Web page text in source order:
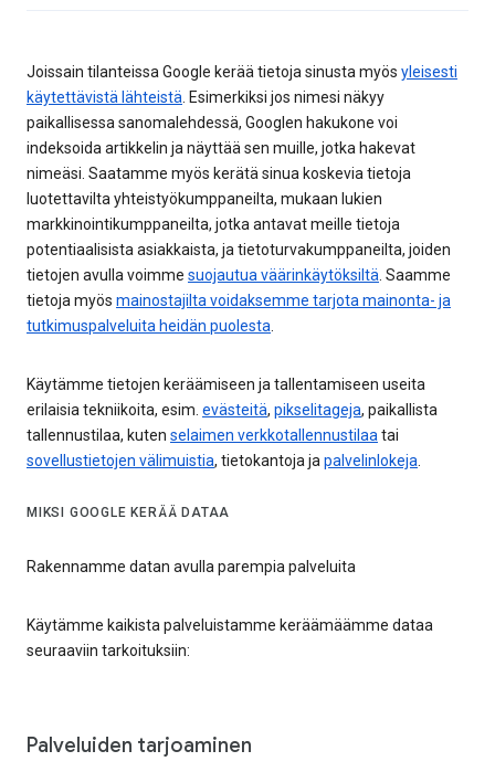
Joissain tilanteissa Google kerää tietoja sinusta myös yleisesti
käytettävistä lähteistä. Esimerkiksi jos nimesi näkyy
paikallisessa sanomalehdessä, Googlen hakukone voi
indeksoida artikkelin ja näyttää sen muille, jotka hakevat
nimeäsi. Saatamme myös kerätä sinua koskevia tietoja
luotettavilta yhteistyökumppaneilta, mukaan lukien
markkinointikumppaneilta, jotka antavat meille tietoja
potentiaalisista asiakkaista, ja tietoturvakumppaneilta, joiden
tietojen avulla voimme suojautua väärinkäytöksiltä. Saamme
tietoja myös mainostajilta voidaksemme tarjota mainonta- ja
tutkimuspalveluita heidän puolesta.
Käytämme tietojen keräämiseen ja tallentamiseen useita
erilaisia tekniikoita, esim. evästeitä, pikselitageja, paikallista
tallennustilaa, kuten selaimen verkkotallennustilaatai
sovellustietojen välimuistia, tietokantoja japalvelinlokeja.
MIKSI GOOGLE KERÄÄ DATAA
Rakennamme datan avulla parempia palveluita
Käytämme kaikista palveluistamme keräämäämme dataa
seuraaviin tarkoituksiin:
Palveluiden tarjoaminen